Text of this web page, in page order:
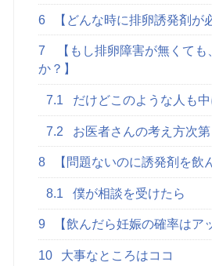
6 【どんな時に排卵誘発剤が
7
【もし排卵障害が無くても
か？】
7.1 だけどこのような人も
7.2 お医者さんの考え方次第
8 【問題ないのに誘発剤を飲
8.1 僕が相談を受けたら
9 【飲んだら妊娠の確率はア
10 大事なところはココ